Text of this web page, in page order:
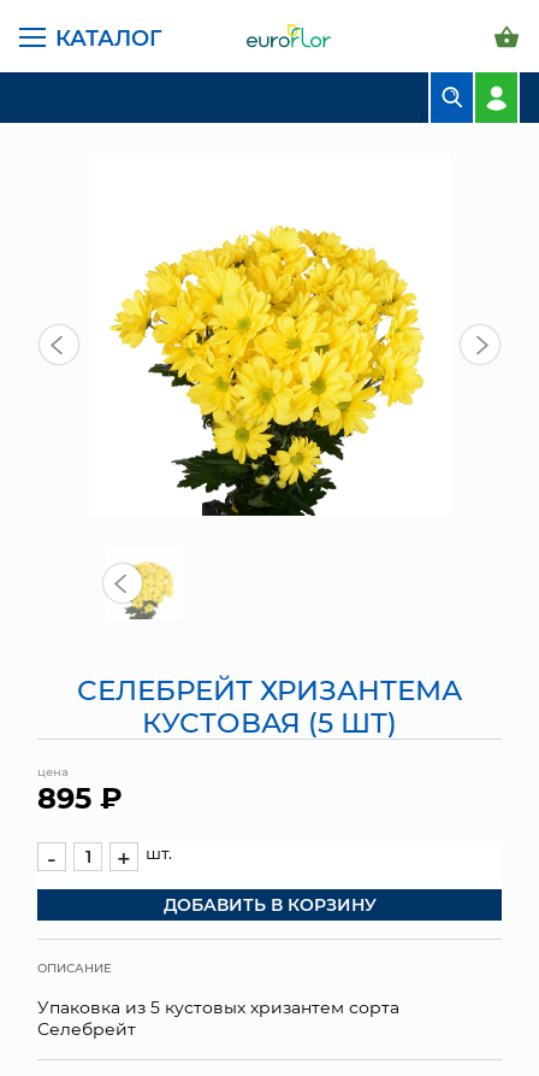
КАТАЛОГ
СВАДЕБНАЯ ФЛОРИСТИКА
КОМНАТНЫЕ РАСТЕНИЯ
ГОРШКИ И КАШПО
ГРУНТЫ И УДОБРЕНИЯ
ПРЕДМЕТЫ ИНТЕРЬЕРА
ЯЩИКИ
СУНДУКИ
ПОДАРОЧНЫЕ КАРТЫ
ОПТОВЫМ КЛИЕНТАМ
ДОСТАВКА И ОПЛАТА
ГЛАВНАЯ СТРАНИЦА КАТАЛОГ
ЦВЕТЫ В ПАЧКАХ
СЕЛЕБРЕЙТ ХРИЗАНТЕМА
КУСТОВАЯ (5 ШТ)
цена
895 ₽
- + шт.
ДОБАВИТЬ В КОРЗИНУ
ОПИСАНИЕ
Упаковка из 5 кустовых хризантем сорта
Селебрейт